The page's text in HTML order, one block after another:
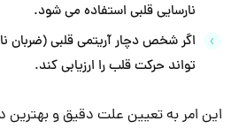
نارسایی قلبی استفاده می شود.
اگر شخص دچار آریتمی قلبی (ضربان
تواند حرکت قلب را ارزیابی کند.
این امر به تعیین علت دقیق و